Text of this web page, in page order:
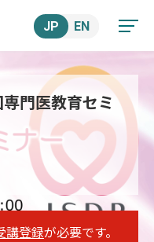
JP EN
門医教育セミ
講登録が必要です。